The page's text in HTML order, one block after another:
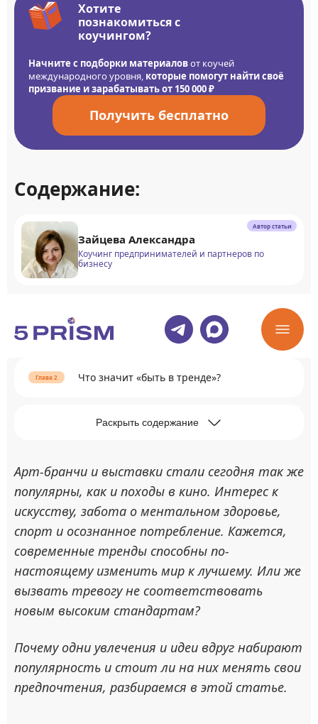
Хотите
познакомиться с
коучингом?
Начните с подборки материаловот коучей
международного уровня, которые помогут найти своё
призвание и зарабатывать от 150 000 ₽
Получить бесплатно
Содержание:
Автор статьи
Зайцева Александра
Коучинг предпринимателей и партнеров по
бизнесу
Что такое социальные тренды и как они
зарождаются
Что значит «быть в тренде»?
Раскрыть содержание
Арт-бранчи и выставки стали сегодня так же
популярны, как и походы в кино. Интерес к
искусству, забота о ментальном здоровье,
спорт и осознанное потребление. Кажется,
современные тренды способны по-
настоящему изменить мир к лучшему. Или же
вызвать тревогу не соответствовать
новым высоким стандартам?
Почему одни увлечения и идеи вдруг набирают
популярность и стоит ли на них менять свои
предпочтения, разбираемся в этой статье.